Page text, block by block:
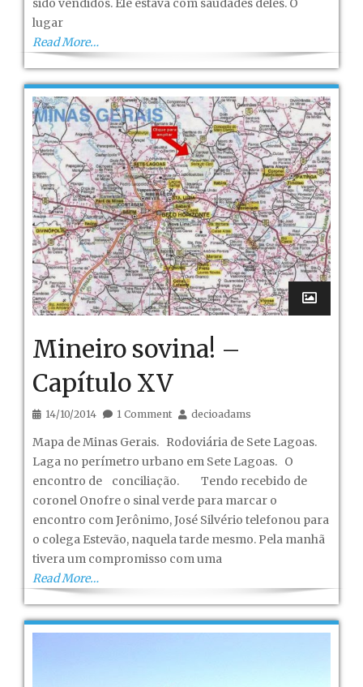
sido vendidos. Ele estava com saudades deles. O
lugar
Read More…
Mineiro sovina! –
Capítulo XV
14/10/2014 1 Comment decioadams
Mapa de Minas Gerais. Rodoviária de Sete Lagoas.
Laga no perímetro urbano em Sete Lagoas. O
encontro de conciliação. Tendo recebido de
coronel Onofre o sinal verde para marcar o
encontro com Jerônimo, José Silvério telefonou para
o colega Estevão, naquela tarde mesmo. Pela manhã
tivera um compromisso com uma
Read More…